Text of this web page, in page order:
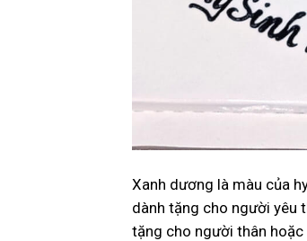
Xanh dương là màu của
dành tặng cho người yêu
tặng cho người thân hoặc